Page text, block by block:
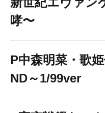
哮〜
P中森明菜・歌
ND～1/99ver